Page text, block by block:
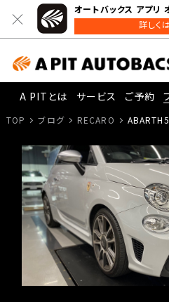
オートバックス アプリ
詳しく
A PITとは
サービス ご予約
TOP ブログ RECARO